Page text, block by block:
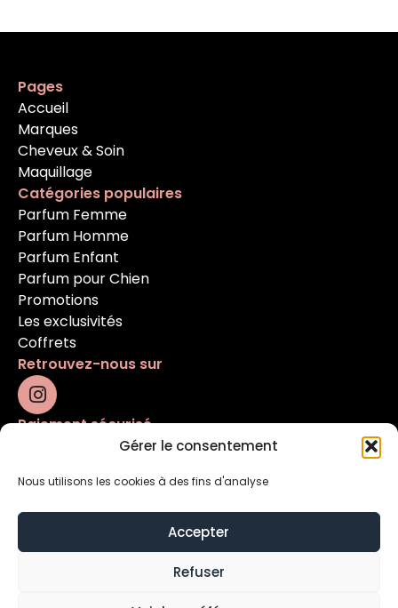
Gérer le consentement
Nous utilisons les cookies à des fins d'analyse
Accepter
Refuser
Pages
Accueil
Marques
Cheveux & Soin
Maquillage
Catégories populaires
Parfum Femme
Parfum Homme
Parfum Enfant
Parfum pour Chien
Promotions
Les exclusivités
Coffrets
Retrouvez-nous sur
Paiement sécurisé